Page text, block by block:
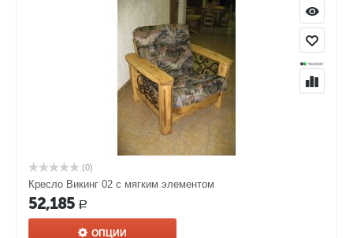
(0)
Кресло Викинг 02 с мягким элементом
52,185 Р
ОПЦИИ